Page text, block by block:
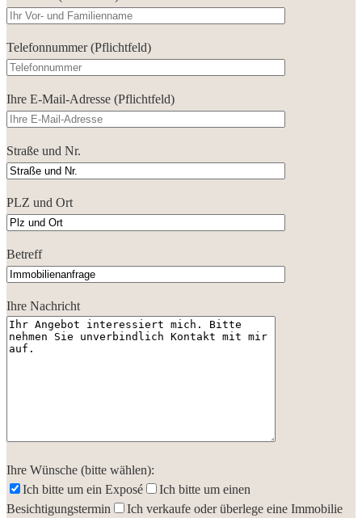
Telefonnummer (Pflichtfeld)
Ihre E-Mail-Adresse (Pflichtfeld)
Straße und Nr.
PLZ und Ort
Betreff
Ihre Nachricht
Ihre Wünsche (bitte wählen):
Ich bitte um ein Exposé
Ich bitte um einen
Besichtigungstermin
Ich verkaufe oder überlege eine Immobilie